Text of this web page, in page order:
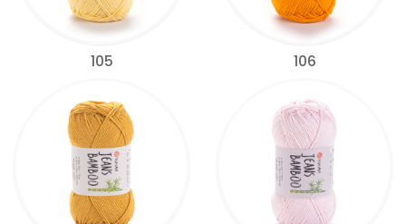
105 106